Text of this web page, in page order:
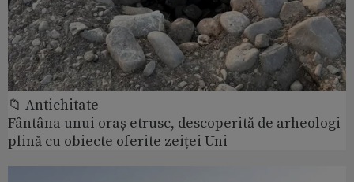
📁 Antichitate
Fântâna unui oraș etrusc, descoperită de arheologi
plină cu obiecte oferite zeiței Uni